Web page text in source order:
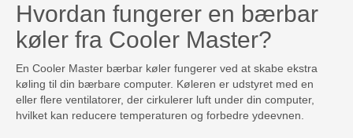
Hvordan fungerer en bærbar
køler fra Cooler Master?
En Cooler Master bærbar køler fungerer ved at skabe ekstra
køling til din bærbare computer. Køleren er udstyret med en
eller flere ventilatorer, der cirkulerer luft under din computer,
hvilket kan reducere temperaturen og forbedre ydeevnen.